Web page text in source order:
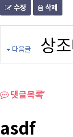
수정 삭제
다음글 상
댓글목록
asdf